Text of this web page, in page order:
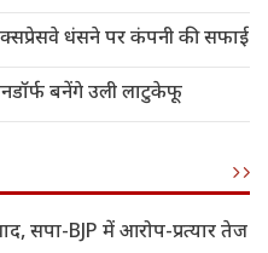
धंसने पर कंपनी की सफाई
बनेंगे उली लाटुकेफू
सपा-BJP में आरोप-प्रत्यार तेज